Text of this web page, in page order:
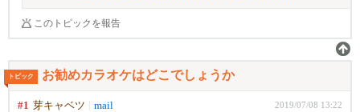
このトピックを報告
トピック お勧めカラオケはどこでしょうか
#1 芽キャベツ mail 2019/07/08 13:22